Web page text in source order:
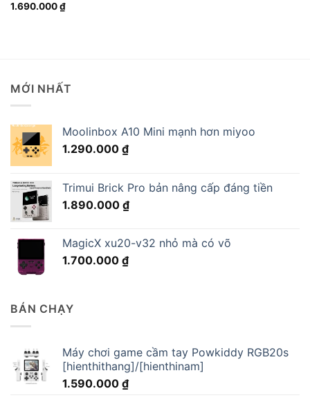
1.690.000₫
MỚI NHẤT
Moolinbox A10 Mini mạnh hơn miyoo
1.290.000 ₫
Trimui Brick Pro bản nâng cấp đáng tiền
1.890.000 ₫
MagicX xu20-v32 nhỏ mà có võ
1.700.000 ₫
BÁN CHẠY
Máy chơi game cầm tay Powkiddy RGB20s
[hienthithang]/[hienthinam]
1.590.000 ₫